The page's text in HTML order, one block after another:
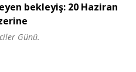
bekleyiş: 20 Haziran
Günü.